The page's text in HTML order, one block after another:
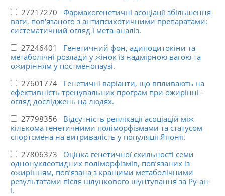
27217270 Фармакогенетичні асоціації збільшення
ваги, пов'язаного з антипсихотичними препаратами:
систематичний огляд і мета-аналіз.
27246401 Генетичний фон, адипоцитокіни та
метаболічні розлади у жінок із надмірною вагою та
ожирінням у постменопаузі.
27601774 Генетичні варіанти, що впливають на
ефективність тренувальних програм при ожирінні –
огляд досліджень на людях.
27798356 Відсутність реплікації асоціацій між
кількома генетичними поліморфізмами та статусом
спортсмена на витривалість у популяції Японії.
27806373 Оцінка генетичної схильності семи
однонуклеотидних поліморфізмів, пов’язаних із
ожирінням, пов’язана з кращими метаболічними
результатами після шлункового шунтування за Ру-ан-
І.